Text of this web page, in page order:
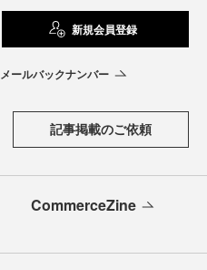
新規会員登録
メールバックナンバー
記事掲載のご依頼
CommerceZine